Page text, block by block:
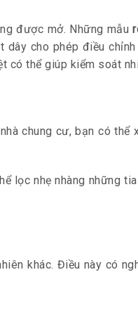
được mở. Những mẫu
cho phép điều
có thể giúp kiểm soát
chung cư, bạn có thể
lọc nhẹ nhàng những
khác. Điều này có